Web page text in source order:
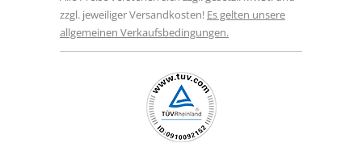
zzgl. jeweiliger Versandkosten! Es gelten unsere
allgemeinen Verkaufsbedingungen.